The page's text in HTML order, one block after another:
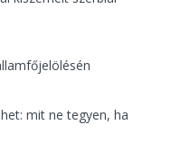
mit ne tegyen, ha